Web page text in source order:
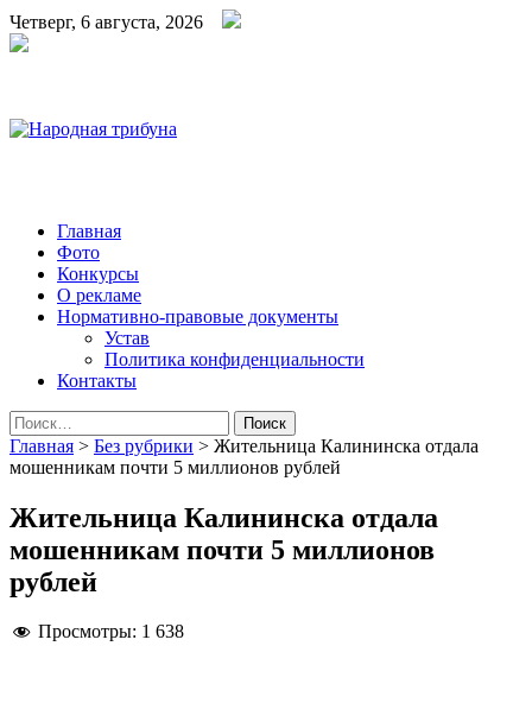
Четверг, 6 августа, 2026
Народная трибуна
Калининская районная газета
Главная
Фото
Конкурсы
О рекламе
Нормативно-правовые документы
Устав
Политика конфиденциальности
Контакты
Найти:
Главная > Без рубрики > Жительница Калининска отдала
мошенникам почти 5 миллионов рублей
Жительница Калининска отдала
мошенникам почти 5 миллионов
рублей
Просмотры: 1 638